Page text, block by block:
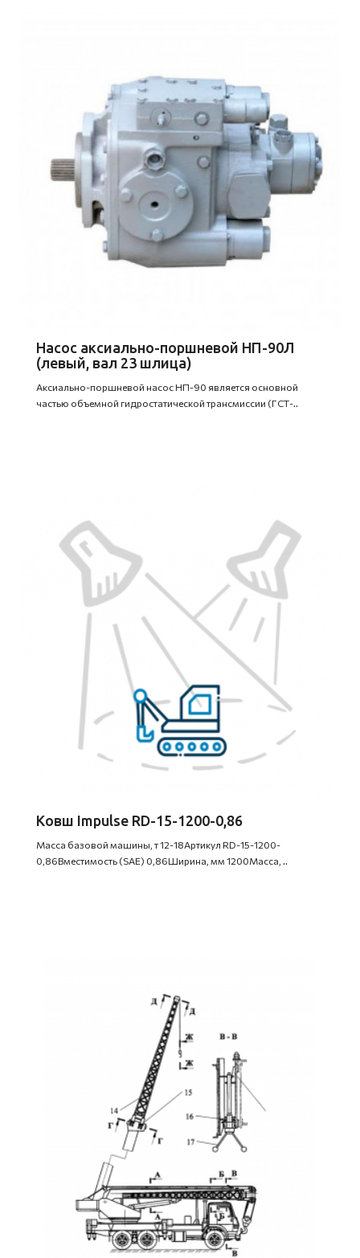
Насос аксиально-поршневой НП-90Л
(левый, вал 23 шлица)
Аксиально-поршневой насос НП-90 является основной
частью объемной гидростатической трансмиссии (ГСТ-..
Ковш Impulse RD-15-1200-0,86
Масса базовой машины, т 12-18Артикул RD-15-1200-
0,86Вместимость (SAE) 0,86Ширина, мм 1200Масса, ..